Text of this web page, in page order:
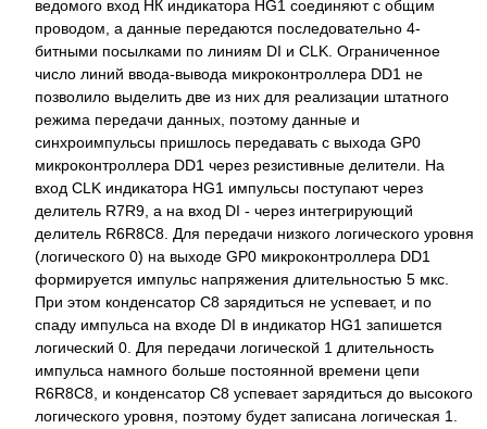
ведомого вход НК индикатора HG1 соединяют с общим
проводом, а данные передаются последовательно 4-
битными посылками по линиям DI и CLK. Ограниченное
число линий ввода-вывода микроконтроллера DD1 не
позволило выделить две из них для реализации штатного
режима передачи данных, поэтому данные и
синхроимпульсы пришлось передавать с выхода GP0
микроконтроллера DD1 через резистивные делители. На
вход CLK индикатора HG1 импульсы поступают через
делитель R7R9, а на вход DI - через интегрирующий
делитель R6R8C8. Для передачи низкого логического уровня
(логического 0) на выходе GP0 микроконтроллера DD1
формируется импульс напряжения длительностью 5 мкс.
При этом конденсатор С8 зарядиться не успевает, и по
спаду импульса на входе DI в индикатор HG1 запишется
логический 0. Для передачи логической 1 длительность
импульса намного больше постоянной времени цепи
R6R8C8, и конденсатор С8 успевает зарядиться до высокого
логического уровня, поэтому будет записана логическая 1.